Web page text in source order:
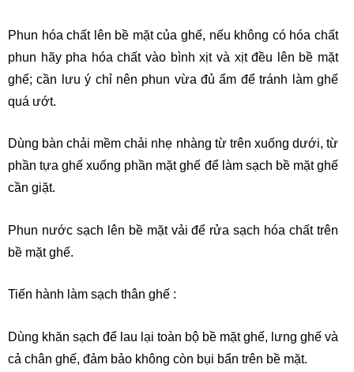
Phun hóa chất lên bề mặt của ghế, nếu không có hóa chất
phun hãy pha hóa chất vào bình xịt và xịt đều lên bề mặt
ghế; cần lưu ý chỉ nên phun vừa đủ ẩm để tránh làm ghế
quá ướt.
Dùng bàn chải mềm chải nhẹ nhàng từ trên xuống dưới, từ
phần tựa ghế xuống phần mặt ghế để làm sạch bề mặt ghế
cần giặt.
Phun nước sạch lên bề mặt vải để rửa sạch hóa chất trên
bề mặt ghế.
Tiến hành làm sạch thân ghế :
Dùng khăn sạch để lau lại toàn bộ bề mặt ghế, lưng ghế và
cả chân ghế, đảm bảo không còn bụi bẩn trên bề mặt.